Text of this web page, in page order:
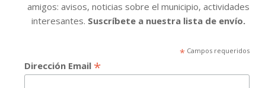
amigos: avisos, noticias sobre el municipio, actividades
interesantes. Suscríbete a nuestra lista de envío.
* Campos requeridos
Dirección Email *